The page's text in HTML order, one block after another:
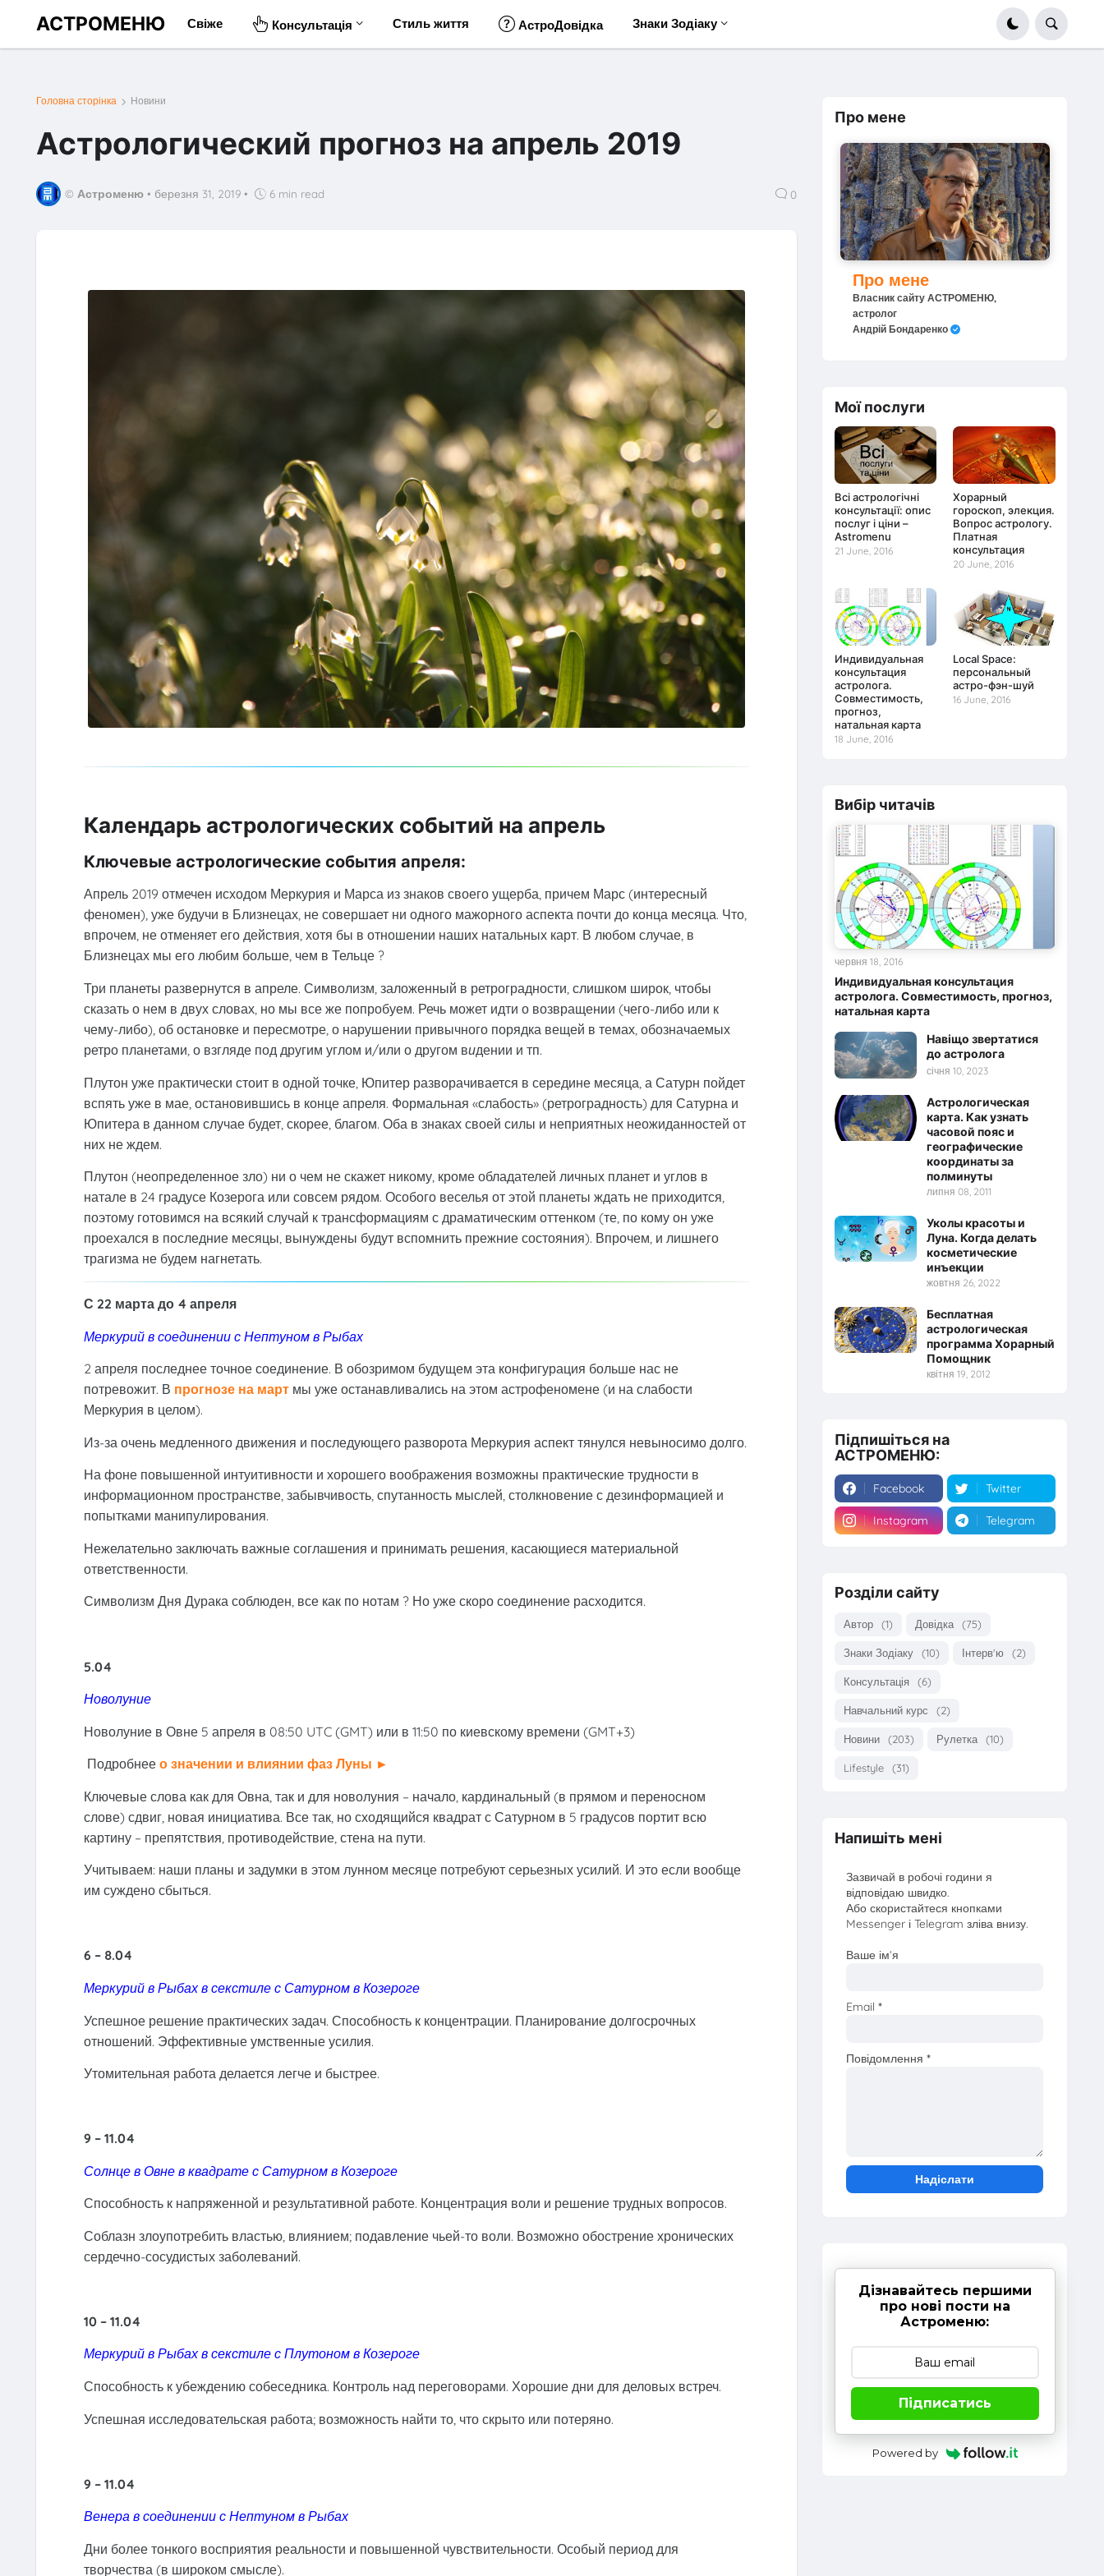
АСТРОМЕНЮ Свіже Консультація Стиль життя АстроДовідка Знаки Зодіаку
Головна сторінка Новини
Астрологический прогноз на апрель 2019
© Астроменю • березня 31, 2019 • 6 min read 0
Календарь астрологических событий на апрель
Ключевые астрологические события апреля:
Апрель 2019 отмечен исходом Меркурия и Марса из знаков своего ущерба, причем Марс (интересный
феномен), уже будучи в Близнецах, не совершает ни одного мажорного аспекта почти до конца месяца. Что,
впрочем, не отменяет его действия, хотя бы в отношении наших натальных карт. В любом случае, в
Близнецах мы его любим больше, чем в Тельце ?
Три планеты развернутся в апреле. Символизм, заложенный в ретроградности, слишком широк, чтобы
сказать о нем в двух словах, но мы все же попробуем. Речь может идти о возвращении (чего-либо или к
чему-либо), об остановке и пересмотре, о нарушении привычного порядка вещей в темах, обозначаемых
ретро планетами, о взгляде под другим углом и/или о другом видении и тп.
Плутон уже практически стоит в одной точке, Юпитер разворачивается в середине месяца, а Сатурн пойдет
вспять уже в мае, остановившись в конце апреля. Формальная «слабость» (ретроградность) для Сатурна и
Юпитера в данном случае будет, скорее, благом. Оба в знаках своей силы и неприятных неожиданностей от
них не ждем.
Плутон (неопределенное зло) ни о чем не скажет никому, кроме обладателей личных планет и углов в
натале в 24 градусе Козерога или совсем рядом. Особого веселья от этой планеты ждать не приходится,
поэтому готовимся на всякий случай к трансформациям с драматическим оттенком (те, по кому он уже
проехался в последние месяцы, вынуждены будут вспомнить прежние состояния). Впрочем, и лишнего
трагизма не будем нагнетать.
С 22 марта до 4 апреля
Меркурий в соединении с Нептуном в Рыбах
2 апреля последнее точное соединение. В обозримом будущем эта конфигурация больше нас не
потревожит. В прогнозе на мартмы уже останавливались на этом астрофеномене (и на слабости
Меркурия в целом).
Из-за очень медленного движения и последующего разворота Меркурия аспект тянулся невыносимо долго.
На фоне повышенной интуитивности и хорошего воображения возможны практические трудности в
информационном пространстве, забывчивость, спутанность мыслей, столкновение с дезинформацией и
попытками манипулирования.
Нежелательно заключать важные соглашения и принимать решения, касающиеся материальной
ответственности.
Символизм Дня Дурака соблюден, все как по нотам ? Но уже скоро соединение расходится.
5.04
Новолуние
Новолуние в Овне 5 апреля в 08:50 UTC (GMT) или в 11:50 по киевскому времени (GMT+3)
Подробнее о значении и влиянии фаз Луны ►
Ключевые слова как для Овна, так и для новолуния – начало, кардинальный (в прямом и переносном
слове) сдвиг, новая инициатива. Все так, но сходящийся квадрат с Сатурном в 5 градусов портит всю
картину – препятствия, противодействие, стена на пути.
Учитываем: наши планы и задумки в этом лунном месяце потребуют серьезных усилий. И это если вообще
им суждено сбыться.
6 – 8.04
Меркурий в Рыбах в секстиле с Сатурном в Козероге
Успешное решение практических задач. Способность к концентрации. Планирование долгосрочных
отношений. Эффективные умственные усилия.
Утомительная работа делается легче и быстрее.
9 – 11.04
Солнце в Овне в квадрате с Сатурном в Козероге
Способность к напряженной и результативной работе. Концентрация воли и решение трудных вопросов.
Соблазн злоупотребить властью, влиянием; подавление чьей-то воли. Возможно обострение хронических
сердечно-сосудистых заболеваний.
10 – 11.04
Меркурий в Рыбах в секстиле с Плутоном в Козероге
Способность к убеждению собеседника. Контроль над переговорами. Хорошие дни для деловых встреч.
Успешная исследовательская работа; возможность найти то, что скрыто или потеряно.
9 – 11.04
Венера в соединении с Нептуном в Рыбах
Дни более тонкого восприятия реальности и повышенной чувствительности. Особый период для
творчества (в широком смысле).
Про мене
Про мене
Власник сайту АСТРОМЕНЮ,
астролог
Андрій Бондаренко
Мої послуги
Всі астрологічні
консультації: опис
послуг і ціни –
Astromenu
21 June, 2016
Хорарный
гороскоп, элекция.
Вопрос астрологу.
Платная
консультация
20 June, 2016
Индивидуальная
консультация
астролога.
Совместимость,
прогноз,
натальная карта
18 June, 2016
Local Space:
персональный
астро-фэн-шуй
16 June, 2016
Вибір читачів
Индивидуальная консультация
астролога. Совместимость, прогноз,
натальная карта
червня 18, 2016
Навіщо звертатися
до астролога
січня 10, 2023
Астрологическая
карта. Как узнать
часовой пояс и
географические
координаты за
полминуты
липня 08, 2011
Уколы красоты и
Луна. Когда делать
косметические
инъекции
жовтня 26, 2022
Бесплатная
астрологическая
программа Хорарный
Помощник
квітня 19, 2012
Підпишіться на
АСТРОМЕНЮ:
Facebook Twitter
Instagram Telegram
Розділи сайту
Автор (1) Довідка (75)
Знаки Зодіаку (10) Інтерв'ю (2)
Консультація (6)
Навчальний курс (2)
Новини (203) Рулетка (10)
Lifestyle (31)
Напишіть мені
Зазвичай в робочі години я
відповідаю швидко.
Або скористайтеся кнопками
Messenger і Telegram зліва внизу.
Ваше ім’я
Email*
Повідомлення*
Дізнавайтесь першими
про нові пости на
Астроменю:
Підписатись
Powered by